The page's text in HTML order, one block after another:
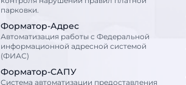
парковки.
Форматор-Адрес
Автоматизация работы с Федеральной
информационной адресной системой
(ФИАС)
Форматор-САПУ
Система автоматизации предоставления